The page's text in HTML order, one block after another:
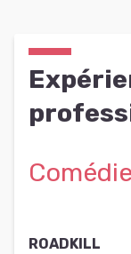
ROADKILL